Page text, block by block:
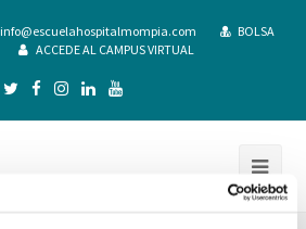
info@escuelahospitalmompia.com
BOLSA
ACCEDE AL CAMPUS VIRTUAL